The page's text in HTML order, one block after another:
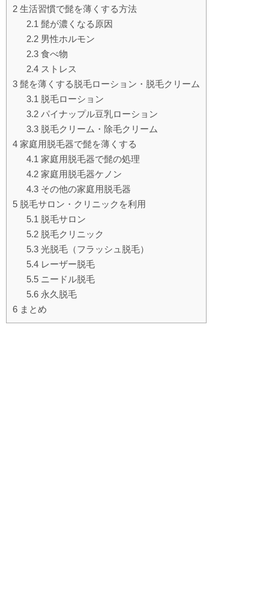
2 生活習慣で髭を薄くする方法
2.1 髭が濃くなる原因
2.2男性ホルモン
2.3食べ物
2.4ストレス
3 髭を薄くする脱毛ローション・脱毛クリーム
3.1 脱毛ローション
3.2パイナップル豆乳ローション
3.3脱毛クリーム・除毛クリーム
4 家庭用脱毛器で髭を薄くする
4.1 家庭用脱毛器で髭の処理
4.2家庭用脱毛器ケノン
4.3その他の家庭用脱毛器
5 脱毛サロン・クリニックを利用
5.1 脱毛サロン
5.2脱毛クリニック
5.3光脱毛（フラッシュ脱毛）
5.4レーザー脱毛
5.5ニードル脱毛
5.6永久脱毛
6 まとめ